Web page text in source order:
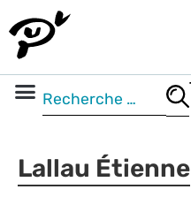
Lallau Étienne